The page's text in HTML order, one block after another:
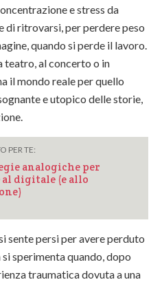
e stress da
di ritrovarsi, per perdere peso
quando si perde il lavoro.
teatro, al concerto o in
il mondo reale per quello
e utopico delle storie,
PER TE:
analogiche per
digitale (e allo
sente persi per avere perduto
sperimenta quando, dopo
traumatica dovuta a una